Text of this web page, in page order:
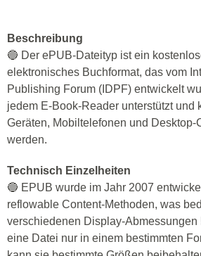
Beschreibung
🔵 Der ePUB-Dateityp ist ein
elektronisches Buchformat, das vom
Publishing Forum (IDPF) entwickelt
jedem E-Book-Reader unterstützt und
Geräten, Mobiltelefonen und Desktop-
werden.
Technisch Einzelheiten
🔵 EPUB wurde im Jahr 2007
reflowable Content-Methoden, was
verschiedenen Display-Abmessungen
eine Datei nur in einem bestimmten